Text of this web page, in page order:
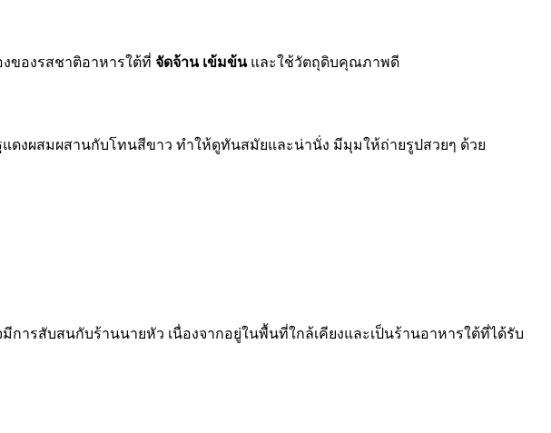
ของรสชาติอาหารใต้ที่ จัดจ้าน เข้มข้นและใช้วัตถุดิบคุณภาพดี
แดงผสมผสานกับโทนสีขาว ทำให้ดูทันสมัยและน่านั่ง มีมุมให้ถ่ายรูปสวยๆ ด้วย
การสับสนกับร้านนายหัว เนื่องจากอยู่ในพื้นที่ใกล้เคียงและเป็นร้านอาหารใต้ที่ได้รับ